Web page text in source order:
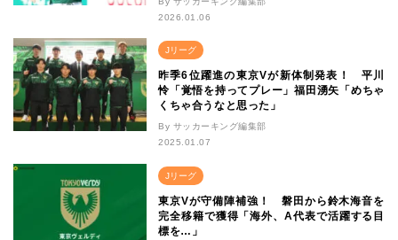
2026.01.06
Jリーグ
昨季6位躍進の東京Vが新体制発表！ 平川
怜「覚悟を持ってプレー」福田湧矢「めちゃ
くちゃ合うなと思った」
By サッカーキング編集部
2025.01.07
Jリーグ
東京Vが守備陣補強！ 磐田から鈴木海音を
完全移籍で獲得「海外、A代表で活躍する目
標を…」